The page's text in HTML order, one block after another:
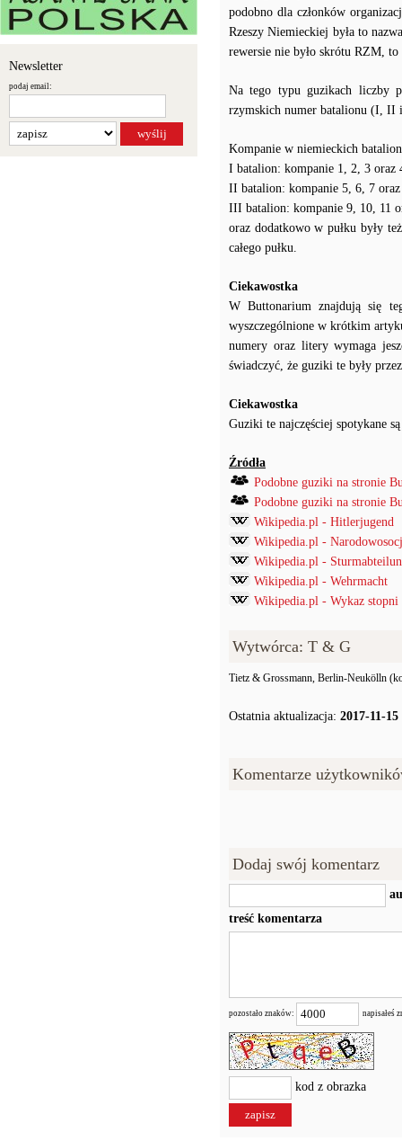
Newsletter
podaj email:
podobno dla członków
Rzeszy Niemieckiej była to
rewersie nie było skrótu RZM, to
Na tego typu guzikach liczby
rzymskich numer batalionu (I, II
Kompanie w niemieckich
I batalion: kompanie 1, 2, 3 oraz
II batalion: kompanie 5, 6, 7
III batalion: kompanie 9, 10, 11
oraz dodatkowo w pułku były
całego pułku.
Ciekawostka
W Buttonarium znajdują się
wyszczególnione w krótkim
numery oraz litery wymaga
świadczyć, że guziki te były
Ciekawostka
Guziki te najczęściej spotykane
Źródła
Podobne guziki na stronie
Podobne guziki na stronie
Wikipedia.pl - Hitlerjugend
Wikipedia.pl -
Wikipedia.pl -
Wikipedia.pl - Wehrmacht
Wikipedia.pl - Wykaz stopni
Wytwórca: T & G
Tietz & Grossmann, Berlin-Neukölln
Ostatnia aktualizacja: 2017-11-15
Komentarze
Dodaj swój komentarz
treść komentarza
pozostało znaków: napisałeś
kod z obrazka